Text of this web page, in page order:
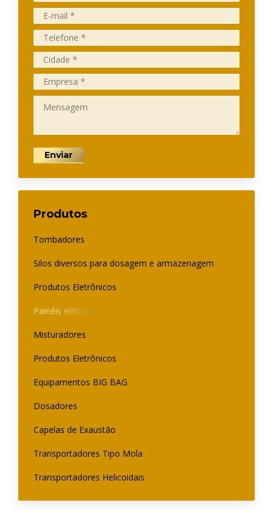
E-mail *
Telefone *
Cidade *
Empresa *
Mensagem
Enviar
Produtos
Tombadores
Silos diversos para dosagem e armazenagem
Produtos Eletrônicos
Painéis elétricos
Misturadores
Produtos Eletrônicos
Equipamentos BIG BAG
Dosadores
Capelas de Exaustão
Transportadores Tipo Mola
Transportadores Helicoidais